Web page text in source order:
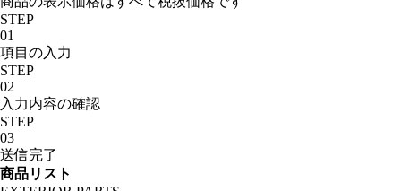
STEP
01
項目の入力
STEP
02
入力内容の確認
STEP
03
送信完了
商品リスト